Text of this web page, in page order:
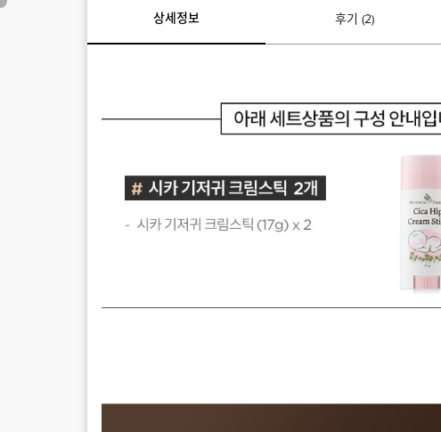
상세정보 후기 (2)